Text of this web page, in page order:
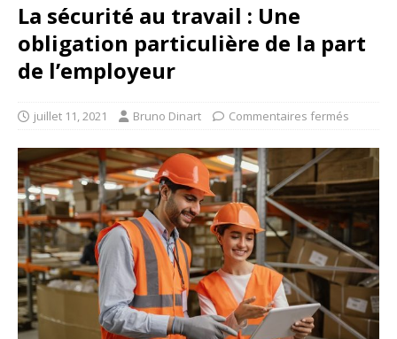
La sécurité au travail : Une
obligation particulière de la part
de l’employeur
juillet 11, 2021 Bruno Dinart Commentaires fermés